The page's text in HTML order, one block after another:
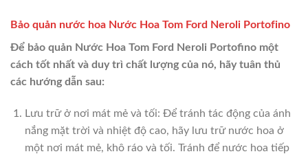
Bảo quản nước hoa Nước Hoa Tom Ford Neroli Portofino
Để bảo quản Nước Hoa Tom Ford Neroli Portofino một
cách tốt nhất và duy trì chất lượng của nó, hãy tuân thủ
các hướng dẫn sau:
Lưu trữ ở nơi mát mẻ và tối: Để tránh tác động của ánh
nắng mặt trời và nhiệt độ cao, hãy lưu trữ nước hoa ở
một nơi mát mẻ, khô ráo và tối. Tránh để nước hoa tiếp